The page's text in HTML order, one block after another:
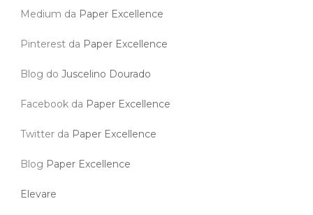
Medium da Paper Excellence
Pinterest da Paper Excellence
Blog do Juscelino Dourado
Facebook da Paper Excellence
Twitter da Paper Excellence
Blog Paper Excellence
Elevare